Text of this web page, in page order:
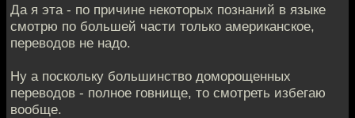
Да я эта - по причине некоторых познаний в языке
смотрю по большей части только американское,
переводов не надо.
Ну а поскольку большинство доморощенных
переводов - полное говнище, то смотреть избегаю
вообще.